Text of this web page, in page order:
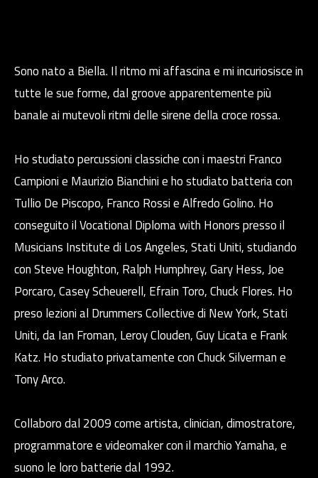
Sono nato a Biella. Il ritmo mi affascina e mi incuriosisce in
tutte le sue forme, dal groove apparentemente più
banale ai mutevoli ritmi delle sirene della croce rossa.
Ho studiato percussioni classiche con i maestri Franco
Campioni e Maurizio Bianchini e ho studiato batteria con
Tullio De Piscopo, Franco Rossi e Alfredo Golino. Ho
conseguito il Vocational Diploma with Honors presso il
Musicians Institute di Los Angeles, Stati Uniti, studiando
con Steve Houghton, Ralph Humphrey, Gary Hess, Joe
Porcaro, Casey Scheuerell, Efrain Toro, Chuck Flores. Ho
preso lezioni al Drummers Collective di New York, Stati
Uniti, da Ian Froman, Leroy Clouden, Guy Licata e Frank
Katz. Ho studiato privatamente con Chuck Silverman e
Tony Arco.
Collaboro dal 2009 come artista, clinician, dimostratore,
programmatore e videomaker con il marchio Yamaha, e
suono le loro batterie dal 1992.